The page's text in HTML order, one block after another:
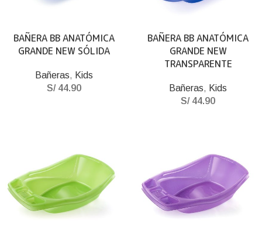
BAÑERA BB ANATÓMICA
GRANDE NEW SÓLIDA
Bañeras, Kids
S/44.90
BAÑERA BB ANATÓMICA
GRANDE NEW
TRANSPARENTE
Bañeras, Kids
S/44.90